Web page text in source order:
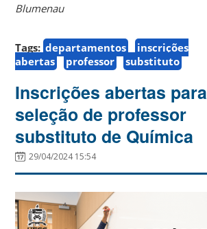
Blumenau
Tags: departamentos
inscrições
abertas
professor substituto
Inscrições abertas para
seleção de professor
substituto de Química
29/04/2024 15:54